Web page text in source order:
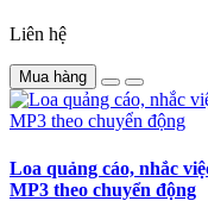
Liên hệ
Mua hàng
Loa quảng cáo, nhắc
MP3 theo chuyển động